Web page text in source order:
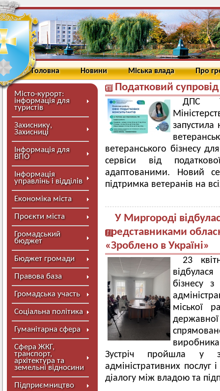
Головна Новини Міська влада Про
Місто-курорт:
інформація для
туристів
Захиснику,
Захисниці
Інформація для
ВПО
Інформація
управлінь і відділів
Економіка міста
Проєкти міста
Громадський
бюджет
Бюджет громади
Правова база
Громадська участь
Соціальна політика
Гуманітарна сфера
Сфера ЖКГ,
транспорт,
архітектура та
земельні відносини
Підприємництво
Податковий
ДПС
запустила
ветеранського бізнесу
сервіси від
адаптованими. Новий
підтримка ветеранів на
У Миргороді
представниками
«Зроблено в Україні»
23
бізнесу з
міської
Зустріч пройшла у
адміністративних послуг
діалогу між владою та